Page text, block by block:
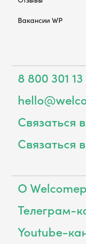
Вакансии WP
8 800 301
Связаться
Связаться
О
Телеграм-
Youtube-